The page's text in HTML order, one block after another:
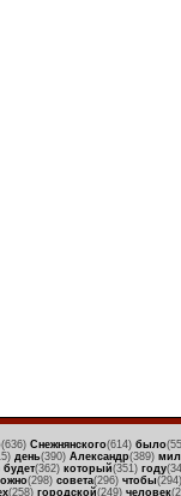
(636) Снежнянского(614) было
день(390) Александр(389)
будет(362) который(351) году
(298) совета(296) чтобы(294)
(258) городской(249) человек